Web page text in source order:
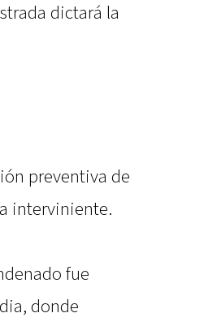
dictará la
preventiva de
interviniente.
fue
donde